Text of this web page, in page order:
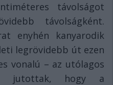
távolságot
távolságként.
enyhén kanyarodik
legrövidebb út ezen
vonalú – az utólagos
jutottak, hogy a